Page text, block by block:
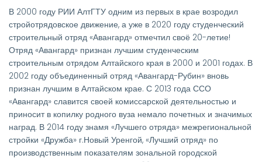
В 2000 году РИИ АлтГТУ одним из первых в крае возродил
стройотрядовское движение, а уже в 2020 году студенческий
строительный отряд «Авангард» отмечтил своё 20-летие!
Отряд «Авангард» признан лучшим студенческим
строительным отрядом Алтайского края в 2000 и 2001 годах. В
2002 году объединенный отряд «Авангард-Рубин» вновь
признан лучшим в Алтайском крае. С 2013 года ССО
«Авангард» славится своей комиссарской деятельностью и
приносит в копилку родного вуза немало почетных и значимых
наград. В 2014 году знамя «Лучшего отряда» межрегиональной
стройки «Дружба» г.Новый Уренгой, «Лучший отряд» по
производственным показателям зональной городской